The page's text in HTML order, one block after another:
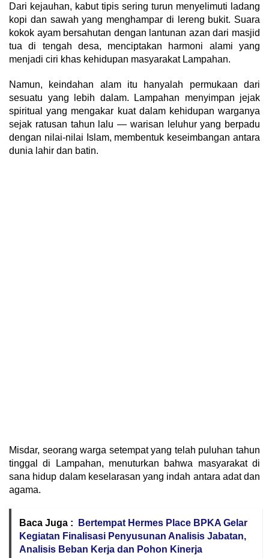
Dari kejauhan, kabut tipis sering turun menyelimuti ladang
kopi dan sawah yang menghampar di lereng bukit. Suara
kokok ayam bersahutan dengan lantunan azan dari masjid
tua di tengah desa, menciptakan harmoni alami yang
menjadi ciri khas kehidupan masyarakat Lampahan.
Namun, keindahan alam itu hanyalah permukaan dari
sesuatu yang lebih dalam. Lampahan menyimpan jejak
spiritual yang mengakar kuat dalam kehidupan warganya
sejak ratusan tahun lalu — warisan leluhur yang berpadu
dengan nilai-nilai Islam, membentuk keseimbangan antara
dunia lahir dan batin.
Misdar, seorang warga setempat yang telah puluhan tahun
tinggal di Lampahan, menuturkan bahwa masyarakat di
sana hidup dalam keselarasan yang indah antara adat dan
agama.
Baca Juga :
Bertempat Hermes Place BPKA Gelar
Kegiatan Finalisasi Penyusunan Analisis Jabatan,
Analisis Beban Kerja dan Pohon Kinerja